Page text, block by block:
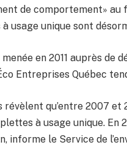
de comportement»
à usage unique sont
en 2011 auprès de
Entreprises Québec
révèlent qu’entre 2007 et
à usage unique.
informe le Service de